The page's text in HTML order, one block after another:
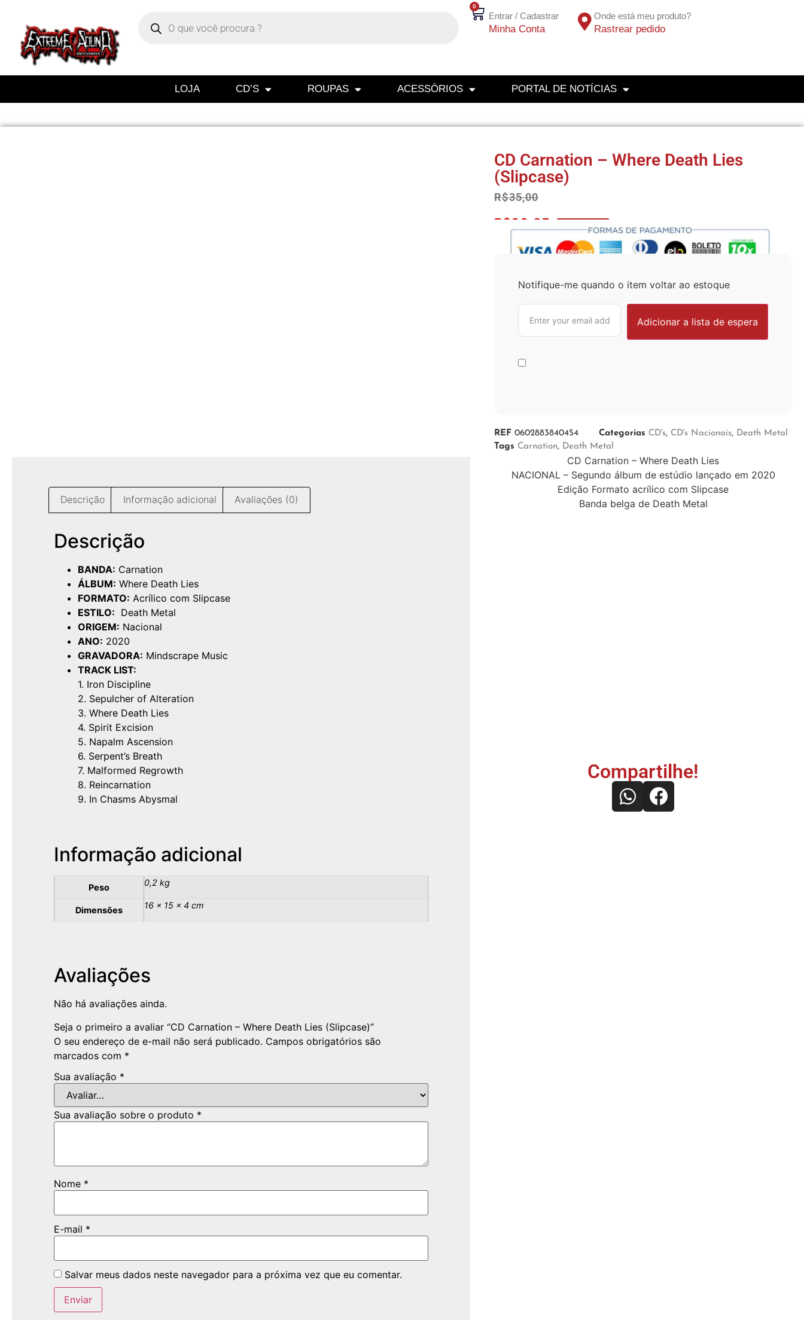
0
Entrar / Cadastrar
Minha Conta
Onde está meu produto?
Rastrear pedido
LOJA CD’S ROUPAS ACESSÓRIOS PORTAL DE NOTÍCIAS
Descrição Informação adicional Avaliações (0)
Descrição
BANDA: Carnation
ÁLBUM: Where Death Lies
FORMATO: Acrílico com Slipcase
ESTILO: Death Metal
ORIGEM: Nacional
ANO: 2020
GRAVADORA: Mindscrape Music
TRACK LIST:
1. Iron Discipline
2. Sepulcher of Alteration
3. Where Death Lies
4. Spirit Excision
5. Napalm Ascension
6. Serpent’s Breath
7. Malformed Regrowth
8. Reincarnation
9. In Chasms Abysmal
Informação adicional
Peso 0,2 kg
Dimensões 16 × 15 × 4 cm
Avaliações
Não há avaliações ainda.
Seja o primeiro a avaliar “CD Carnation – Where Death Lies (Slipcase)”
O seu endereço de e-mail não será publicado. Campos obrigatórios são
marcados com *
Sua avaliação *
Sua avaliação sobre o produto *
Nome *
E-mail *
Salvar meus dados neste navegador para a próxima vez que eu comentar.
CD Carnation – Where Death Lies
(Slipcase)
R$35,00
R$33,25
Notifique-me quando o item voltar ao estoque
REF0602883840454 Categorias CD's, CD's Nacionais, Death Metal
Tags Carnation, Death Metal
CD Carnation – Where Death Lies
NACIONAL – Segundo álbum de estúdio lançado em 2020
Edição Formato acrílico com Slipcase
Banda belga de Death Metal
Compartilhe!